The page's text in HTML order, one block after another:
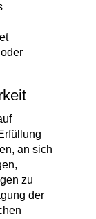
an sich
zu
der